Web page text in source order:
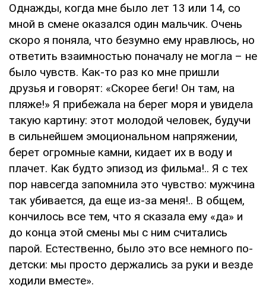
Однажды, когда мне было лет 13 или 14, со
мной в смене оказался один мальчик. Очень
скоро я поняла, что безумно ему нравлюсь, но
ответить взаимностью поначалу не могла – не
было чувств. Как-то раз ко мне пришли
друзья и говорят: «Скорее беги! Он там, на
пляже!» Я прибежала на берег моря и увидела
такую картину: этот молодой человек, будучи
в сильнейшем эмоциональном напряжении,
берет огромные камни, кидает их в воду и
плачет. Как будто эпизод из фильма!.. Я с тех
пор навсегда запомнила это чувство: мужчина
так убивается, да еще из-за меня!.. В общем,
кончилось все тем, что я сказала ему «да» и
до конца этой смены мы с ним считались
парой. Естественно, было это все немного по-
детски: мы просто держались за руки и везде
ходили вместе».